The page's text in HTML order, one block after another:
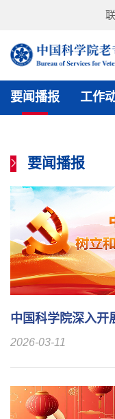
要闻播报 工作
要闻播报
中国科学院深入开
2026-03-11